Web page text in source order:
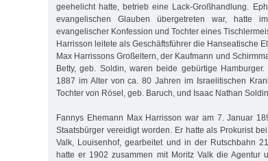
geehelicht hatte, betrieb eine Lack-Großhandlung.
evangelischen Glauben übergetreten war, hatte
evangelischer Konfession und Tochter eines
Harrisson leitete als Geschäftsführer die Hanseatische
Max Harrissons Großeltern, der Kaufmann und
Betty, geb. Soldin, waren beide gebürtige
1887 im Alter von ca. 80 Jahren im Israelitischen
Tochter von Rösel, geb. Baruch, und Isaac Nathan Soldin.
Fannys Ehemann Max Harrisson war am 7. Januar
Staatsbürger vereidigt worden. Er hatte als Prokurist
Valk, Louisenhof, gearbeitet und in der Rutschbahn
hatte er 1902 zusammen mit Moritz Valk die Agentur